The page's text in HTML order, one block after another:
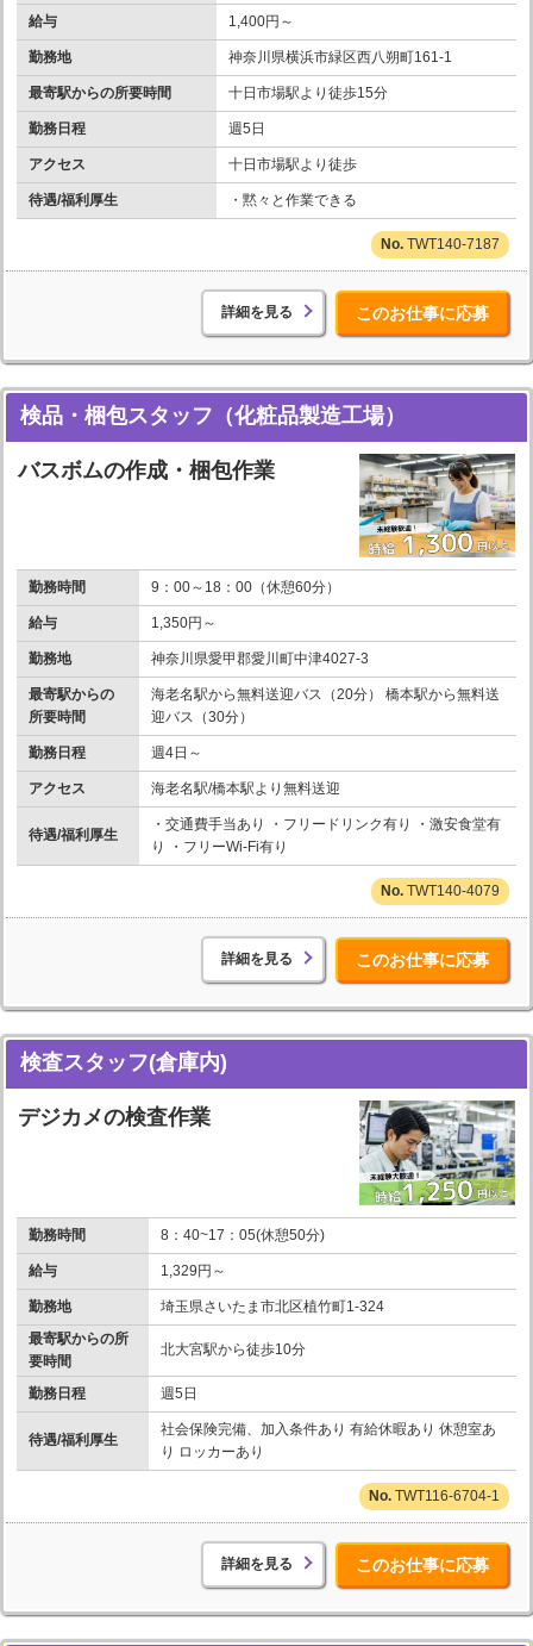
給与 1,400円～
勤務地 神奈川県横浜市緑区西八朔町161-1
最寄駅からの所要時間 十日市場駅より徒歩15分
勤務日程 週5日
アクセス 十日市場駅より徒歩
待遇/福利厚生 ・黙々と作業できる
TWT140-7187
詳細を見る このお仕事に応募
検品・梱包スタッフ（化粧品製造工場）
バスボムの作成・梱包作業
勤務時間 9：00～18：00（休憩60分）
給与 1,350円～
勤務地 神奈川県愛甲郡愛川町中津4027-3
最寄駅からの
所要時間
海老名駅から無料送迎バス（20分） 橋本駅から無料送
迎バス（30分）
勤務日程 週4日～
アクセス 海老名駅/橋本駅より無料送迎
待遇/福利厚生
・交通費手当あり ・フリードリンク有り ・激安食堂有
り ・フリーWi-Fi有り
TWT140-4079
詳細を見る このお仕事に応募
検査スタッフ(倉庫内)
デジカメの検査作業
勤務時間 8：40~17：05(休憩50分)
給与 1,329円～
勤務地
埼玉県さいたま市北区植竹町1-324
最寄駅からの所
要時間
北大宮駅から徒歩10分
勤務日程 週5日
待遇/福利厚生
社会保険完備、加入条件あり 有給休暇あり 休憩室あ
り ロッカーあり
TWT116-6704-1
詳細を見る このお仕事に応募